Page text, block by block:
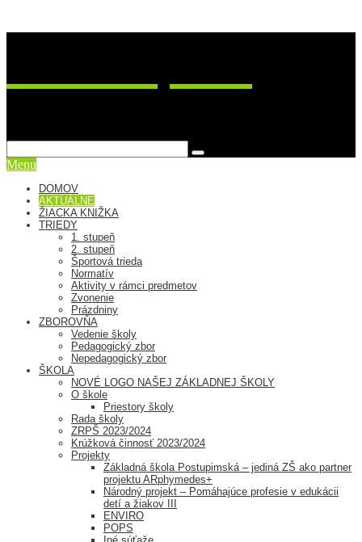
Menu
DOMOV
AKTUÁLNE
ŽIACKA KNIŽKA
TRIEDY
1. stupeň
2. stupeň
Športová trieda
Normatív
Aktivity v rámci predmetov
Zvonenie
Prázdniny
ZBOROVŇA
Vedenie školy
Pedagogický zbor
Nepedagogický zbor
ŠKOLA
NOVÉ LOGO NAŠEJ ZÁKLADNEJ ŠKOLY
O škole
Priestory školy
Rada školy
ZRPŠ 2023/2024
Krúžková činnosť 2023/2024
Projekty
Základná škola Postupimská – jediná ZŠ ako partner
projektu ARphymedes+
Národný projekt – Pomáhajúce profesie v edukácii
detí a žiakov III
ENVIRO
POPS